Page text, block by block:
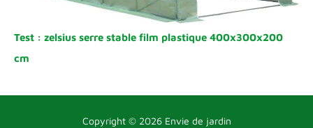
Test : zelsius serre stable film plastique 400x300x200
cm
Copyright © 2026 Envie de jardin